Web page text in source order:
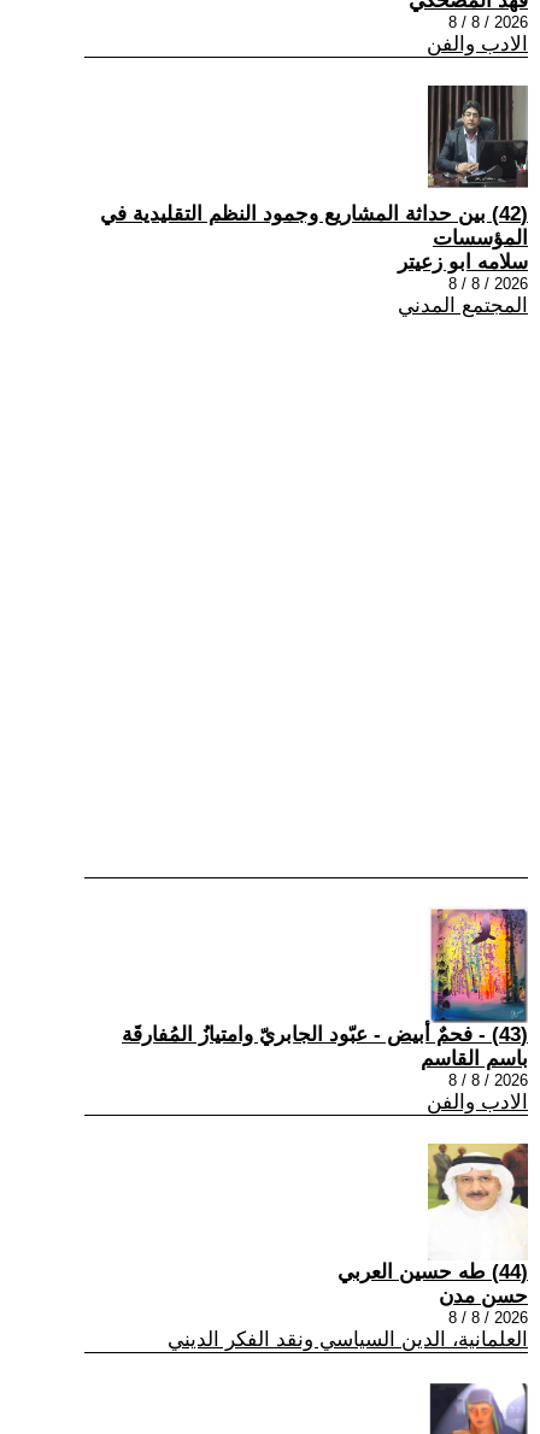
2026 / 8 / 8
الادب والفن
(42) بين حداثة المشاريع وجمود النظم التقليدية في
المؤسسات
سلامه ابو زعيتر
2026 / 8 / 8
المجتمع المدني
(43) - فحمٌ أبيض - عبّود الجابريّ وامتيازُ المُفارقَة
باسم القاسم
2026 / 8 / 8
الادب والفن
(44) طه حسين العربي
حسن مدن
2026 / 8 / 8
العلمانية، الدين السياسي ونقد الفكر الديني